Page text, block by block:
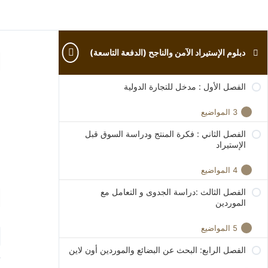
الفصل التاسع : قنوات البيع والتوزيع
دبلوم الإستيراد الآمن والناجح (الدفعة التاسعة)
الفصل الأول : مدخل للتجارة الدولية
3 المواضيع
الجلسة التعريفية
الفصل الثاني : فكرة المنتج ودراسة السوق قبل
الإستيراد
4 المواضيع
ماذا أستورد؟ (الفكرة والمنتج)
الفصل الثالث :دراسة الجدوى و التعامل مع
الموردين
5 المواضيع
كيف تعمل دراسة جدوى لمشروع استيراد؟
الفصل الرابع: البحث عن البضائع والموردين أون لاين